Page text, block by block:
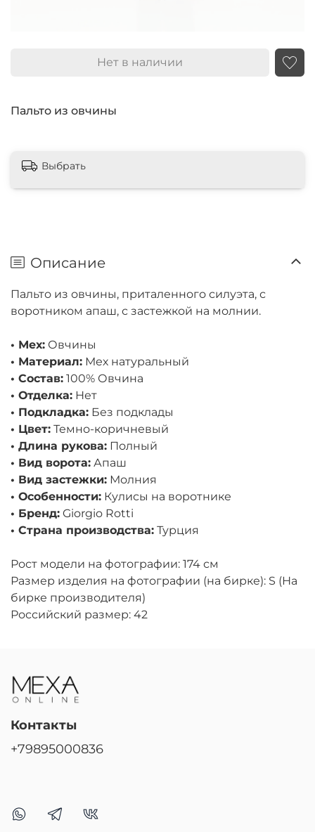
Пальто из овчины
Нет в наличии
Выбрать
Описание
Пальто из овчины, приталенного силуэта, с
воротником апаш, с застежкой на молнии.
• Мех: Овчины
• Материал: Мех натуральный
• Состав: 100% Овчина
• Отделка: Нет
• Подкладка: Без подклады
• Цвет: Темно-коричневый
• Длина рукова: Полный
• Вид ворота: Апаш
• Вид застежки: Молния
• Особенности: Кулисы на воротнике
• Бренд: Giorgio Rotti
• Страна производства: Турция
Рост модели на фотографии: 174 см
Размер изделия на фотографии (на бирке): S (На
бирке производителя)
Российский размер: 42
Контакты
+79895000836